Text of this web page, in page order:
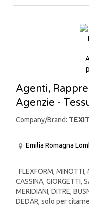
Agenti,
Agenzie -
Company/Brand:
Emilia Romagna
FLEXFORM, MINOTTI,
CASSINA, GIORGETTI,
MERIDIANI, DITRE,
DEDAR, solo per